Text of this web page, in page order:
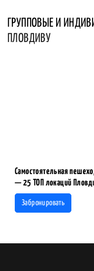
ГРУППОВЫЕ И
ПЛОВДИВУ
Самостоятельная
— 25 ТОП локаций
Забронировать